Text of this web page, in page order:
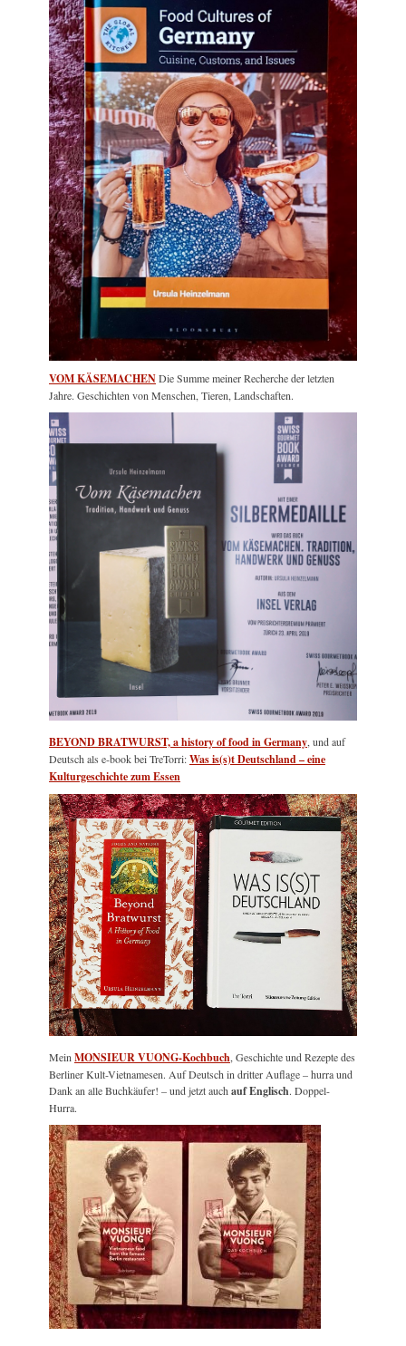
VOM KÄSEMACHENDie Summe meiner Recherche der letzten
Jahre. Geschichten von Menschen, Tieren, Landschaften.
BEYOND BRATWURST, a history of food in Germany, und auf
Deutsch als e-book bei TreTorri:Was is(s)t Deutschland – eine
Kulturgeschichte zum Essen
MeinMONSIEUR VUONG-Kochbuch, Geschichte und Rezepte des
Berliner Kult-Vietnamesen. Auf Deutsch in dritter Auflage – hurra und
Dank an alle Buchkäufer! – und jetzt auchauf Englisch. Doppel-
Hurra.